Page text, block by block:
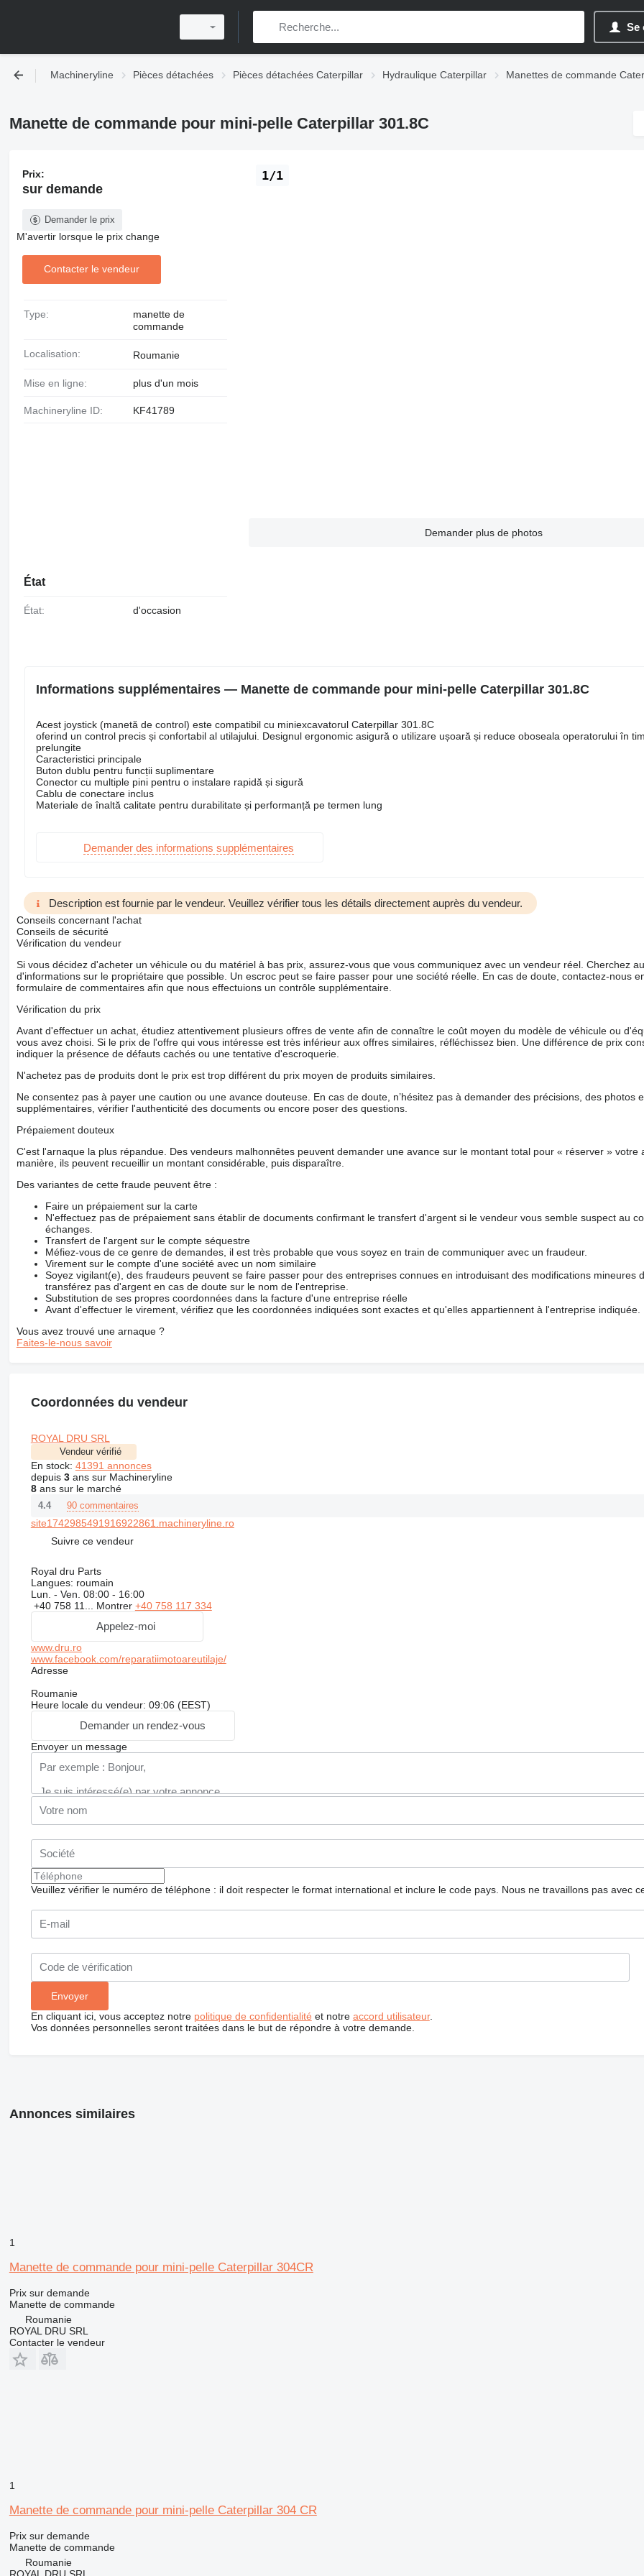
Se
Machineryline Pièces détachées Pièces détachées Caterpillar Hydraulique Caterpillar Manettes de commande
Manette de commande pour mini-pelle Caterpillar 301.8C
1/1
Demander plus de photos
Prix:
sur demande
Demander le prix
M'avertir lorsque le prix change
Contacter le vendeur
Type:
manette de
commande
Localisation: Roumanie
Mise en ligne: plus d'un mois
Machineryline ID: KF41789
État
État: d'occasion
Informations supplémentaires — Manette de commande pour mini-pelle Caterpillar 301.8C
Acest joystick (manetă de control) este compatibil cu miniexcavatorul Caterpillar 301.8C
oferind un control precis și confortabil al utilajului. Designul ergonomic asigură o utilizare ușoară și reduce oboseala operatorului în
prelungite
Caracteristici principale
Buton dublu pentru funcții suplimentare
Conector cu multiple pini pentru o instalare rapidă și sigură
Cablu de conectare inclus
Materiale de înaltă calitate pentru durabilitate și performanță pe termen lung
Demander des informations supplémentaires
Description est fournie par le vendeur. Veuillez vérifier tous les détails directement auprès du vendeur.
Conseils concernant l'achat
Conseils de sécurité
Vérification du vendeur
Si vous décidez d'acheter un véhicule ou du matériel à bas prix, assurez-vous que vous communiquez avec un vendeur réel. Cherchez
d'informations sur le propriétaire que possible. Un escroc peut se faire passer pour une société réelle. En cas de doute, contactez-nous
formulaire de commentaires afin que nous effectuions un contrôle supplémentaire.
Vérification du prix
Avant d'effectuer un achat, étudiez attentivement plusieurs offres de vente afin de connaître le coût moyen du modèle de véhicule ou
vous avez choisi. Si le prix de l'offre qui vous intéresse est très inférieur aux offres similaires, réfléchissez bien. Une différence de prix
indiquer la présence de défauts cachés ou une tentative d'escroquerie.
N'achetez pas de produits dont le prix est trop différent du prix moyen de produits similaires.
Ne consentez pas à payer une caution ou une avance douteuse. En cas de doute, n’hésitez pas à demander des précisions, des photos
supplémentaires, vérifier l'authenticité des documents ou encore poser des questions.
Prépaiement douteux
C'est l'arnaque la plus répandue. Des vendeurs malhonnêtes peuvent demander une avance sur le montant total pour « réserver » votre
manière, ils peuvent recueillir un montant considérable, puis disparaître.
Des variantes de cette fraude peuvent être :
Faire un prépaiement sur la carte
N'effectuez pas de prépaiement sans établir de documents confirmant le transfert d'argent si le vendeur vous semble suspect au
échanges.
Transfert de l'argent sur le compte séquestre
Méfiez-vous de ce genre de demandes, il est très probable que vous soyez en train de communiquer avec un fraudeur.
Virement sur le compte d'une société avec un nom similaire
Soyez vigilant(e), des fraudeurs peuvent se faire passer pour des entreprises connues en introduisant des modifications mineures
transférez pas d'argent en cas de doute sur le nom de l'entreprise.
Substitution de ses propres coordonnées dans la facture d'une entreprise réelle
Avant d'effectuer le virement, vérifiez que les coordonnées indiquées sont exactes et qu'elles appartiennent à l'entreprise indiquée.
Vous avez trouvé une arnaque ?
Faites-le-nous savoir
Coordonnées du vendeur
ROYAL DRU SRL
Vendeur vérifié
En stock: 41391 annonces
depuis 3ans sur Machineryline
8ans sur le marché
4.4 90 commentaires
site1742985491916922861.machineryline.ro
Suivre ce vendeur
Royal dru Parts
Langues: roumain
Lun. - Ven. 08:00 - 16:00
+40 758 11... Montrer +40 758 117 334
Appelez-moi
www.dru.ro
www.facebook.com/reparatiimotoareutilaje/
Adresse
Roumanie
Heure locale du vendeur: 09:06 (EEST)
Demander un rendez-vous
Envoyer un message
Veuillez vérifier le numéro de téléphone : il doit respecter le format international et inclure le code pays. Nous ne travaillons pas avec
En cliquant ici, vous acceptez notre politique de confidentialité et notre accord utilisateur.
Vos données personnelles seront traitées dans le but de répondre à votre demande.
Annonces similaires
1
Manette de commande pour mini-pelle Caterpillar 304CR
Prix sur demande
Manette de commande
Roumanie
ROYAL DRU SRL
Contacter le vendeur
1
Manette de commande pour mini-pelle Caterpillar 304 CR
Prix sur demande
Manette de commande
Roumanie